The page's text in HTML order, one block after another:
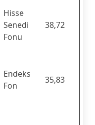
Hisse
Senedi
Fonu
38,72
Endeks
Fon
35,83